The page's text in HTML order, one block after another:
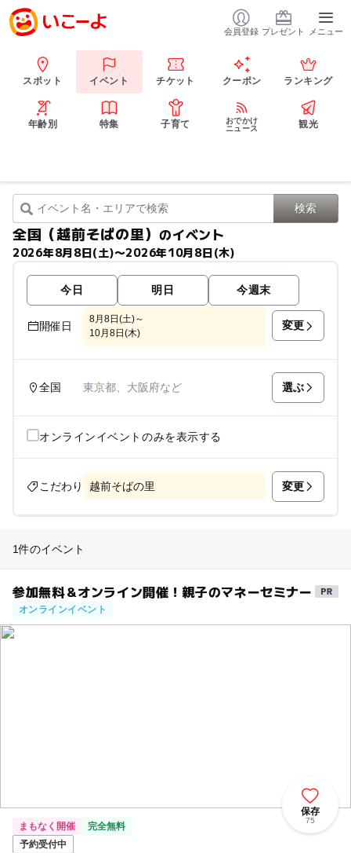
会員登録 プレゼント メニュー
スポット イベント チケット クーポン ランキング
年齢別 特集 子育て
おでかけ
ニュース
観光
全国（越前そばの里）のイベント
2026年8月8日(土)〜2026年10月8日(木)
今日 明日 今週末
開催日
8月8日(土)～
10月8日(木)
変更
全国 東京都、大阪府など 選ぶ
オンラインイベントのみを表示する
こだわり 越前そばの里 変更
1件のイベント
参加無料＆オンライン開催！親子のマネーセミナー
オンラインイベント
保存
75
まもなく開催
完全無料
予約受付中